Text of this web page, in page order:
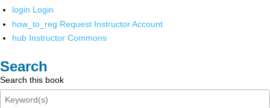
login Login
how_to_reg Request Instructor Account
hub Instructor Commons
Search
Search this book